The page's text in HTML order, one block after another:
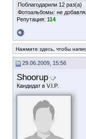
Поблагодарили 12 раз(а)
Фотоальбомы: не
Репутация: 114
Нажмите здесь, чтобы
29.06.2009, 15:56
Shoorup
Кандидат в V.I.P.